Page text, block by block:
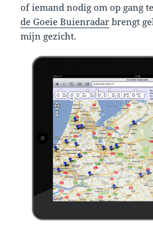
of iemand nodig om op gang
de Goeie Buienradar brengt
mijn gezicht.